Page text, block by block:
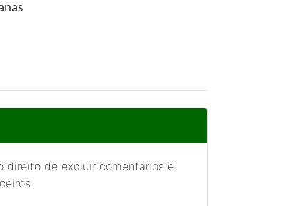
direito de excluir comentários e